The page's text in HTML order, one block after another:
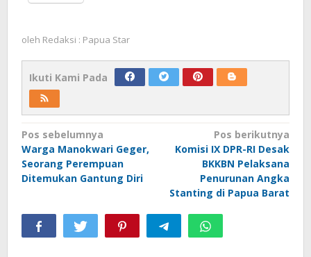
oleh Redaksi : Papua Star
Ikuti Kami Pada
Navigasi
pos
Pos sebelumnya
Warga Manokwari Geger,
Seorang Perempuan
Ditemukan Gantung Diri
Pos berikutnya
Komisi IX DPR-RI Desak
BKKBN Pelaksana
Penurunan Angka
Stanting di Papua Barat